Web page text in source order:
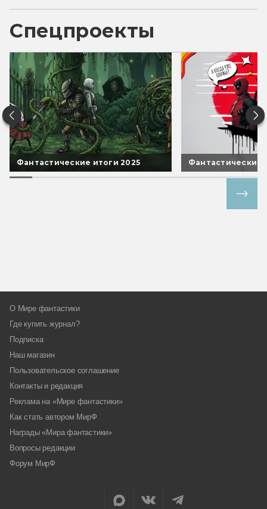
Спецпроекты
Фантастические итоги 2025 Фантастические
О Мире фантастики
Где купить журнал?
Подписка
Наш магазин
Пользовательское соглашение
Контакты и редакция
Реклама на «Мире фантастики»
Как стать автором МирФ
Награды «Мира фантастики»
Вопросы редакции
Форум МирФ